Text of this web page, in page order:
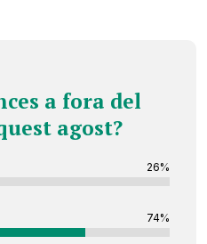
a fora del
agost?
26%
74%